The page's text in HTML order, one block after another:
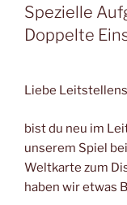
Spezielle
Doppelte
Liebe
bist du neu im
unserem Spiel
Weltkarte zum
haben wir etwas